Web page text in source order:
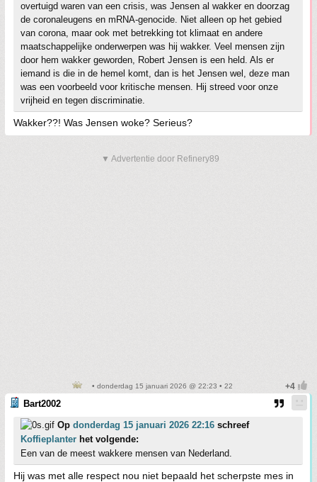
overtuigd waren van een crisis, was Jensen al wakker en doorzag
de coronaleugens en mRNA-genocide. Niet alleen op het gebied
van corona, maar ook met betrekking tot klimaat en andere
maatschappelijke onderwerpen was hij wakker. Veel mensen zijn
door hem wakker geworden, Robert Jensen is een held. Als er
iemand is die in de hemel komt, dan is het Jensen wel, deze man
was een voorbeeld voor kritische mensen. Hij streed voor onze
vrijheid en tegen discriminatie.
Wakker??! Was Jensen woke? Serieus?
▼ Advertentie door Refinery89
• donderdag 15 januari 2026 @ 22:23 • 22
Bart2002
Op donderdag 15 januari 2026 22:16 schreef
Koffieplanter het volgende:
Een van de meest wakkere mensen van Nederland.
Hij was met alle respect nou niet bepaald het scherpste mes in